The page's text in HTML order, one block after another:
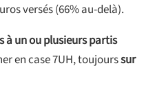
versés (66% au-delà).
à un ou plusieurs partis
en case 7UH, toujourssur